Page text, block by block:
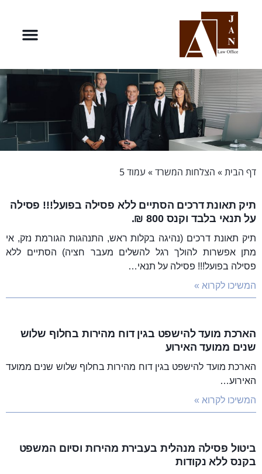
דף הבית » הצלחות המשרד » עמוד 5
תיק תאונת דרכים הסתיים ללא פסילה בפועל!!! פסילה
על תנאי בלבד וקנס 800 ₪.
תיק תאונת דרכים (נהיגה בקלות ראש, התנהגות הגורמת נזק, אי
מתן אפשרות להולך רגל להשלים מעבר חציה) הסתיים ללא
פסילה בפועל!!! פסילה על תנאי…
המשיכו לקרוא »
הארכת מועד להישפט בגין דוח מהירות בחלוף שלוש
שנים ממועד האירוע
הארכת מועד להישפט בגין דוח מהירות בחלוף שלוש שנים ממועד
האירוע…
המשיכו לקרוא »
ביטול פסילה מנהלית בעבירת מהירות וסיום המשפט
בקנס ללא נקודות